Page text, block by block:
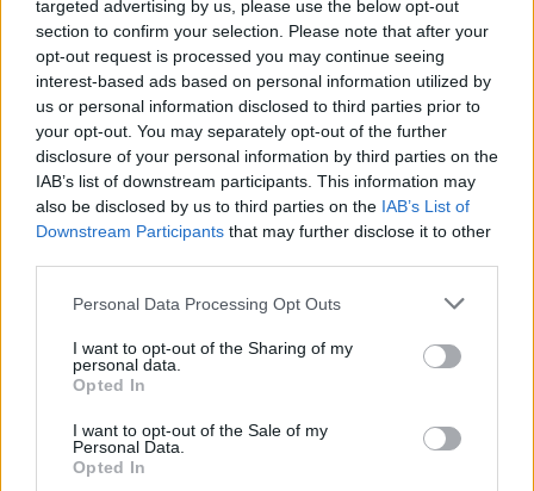
targeted advertising by us, please use the below opt-out
section to confirm your selection. Please note that after your
opt-out request is processed you may continue seeing
interest-based ads based on personal information utilized by
us or personal information disclosed to third parties prior to
your opt-out. You may separately opt-out of the further
disclosure of your personal information by third parties on the
IAB’s list of downstream participants. This information may
also be disclosed by us to third parties on the IAB’s List of
Downstream Participants that may further disclose it to other
Please note that this website/app uses one or more Google
not limited to your visit or usage behaviour. You may click to
grant or deny consent to Google and its third-party tags to
use your data for below specified purposes in below Google
consent section.
Personal Data Processing Opt Outs
I want to opt-out of the Sharing of my
personal data.
Opted In
I want to opt-out of the Sale of my
Personal Data.
Opted In
építésére adódik lehetőségük. Az érzelmi gyógyulás és a
lelki feltöltődés most lesz az ünnep egyik legfontosabb
ajándéka számukra.
Ne feledd, hogy a szeretet és a megbocsátás a
legfontosabb ajándékok, amelyeket magadnak adhatod.
Érdemes most elengedni a múltat, és helyet adni az új
lehetőségeknek. A karácsony ideális időszak arra, hogy újra
harmóniát találj a kapcsolataidban.
Hét év szerencse vár, ha kedvelés és a sok szerencsét
beírása után gördítesz lejjebb!
A Nyilasok számára az ünnepek kalandot és új élményeket
ígérnek. Az optimizmus és a lendület most az egész család